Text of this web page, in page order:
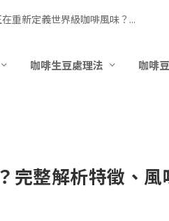
重新定義世界級咖啡風味？...
咖啡生豆處理法 咖啡
完整解析特徵、